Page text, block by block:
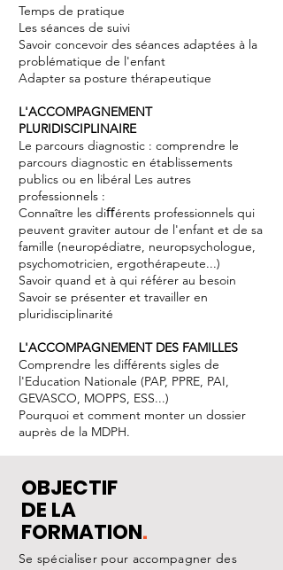
Temps de pratique
Les séances de suivi
Savoir concevoir des séances adaptées à la
problématique de l'enfant
Adapter sa posture thérapeutique
L'ACCOMPAGNEMENT
PLURIDISCIPLINAIRE
Le parcours diagnostic : comprendre le
parcours diagnostic en établissements
publics ou en libéral Les autres
professionnels :
Connaître les diﬀérents professionnels qui
peuvent graviter autour de l'enfant et de sa
famille (neuropédiatre, neuropsychologue,
psychomotricien, ergothérapeute...)
Savoir quand et à qui référer au besoin
Savoir se présenter et travailler en
pluridisciplinarité
L'ACCOMPAGNEMENT DES FAMILLES
Comprendre les différents sigles de
l'Education Nationale (PAP, PPRE, PAI,
GEVASCO, MOPPS, ESS...)
Pourquoi et comment monter un dossier
auprès de la MDPH.
OBJECTIF
DE LA
FORMATION.
Se spécialiser pour accompagner des